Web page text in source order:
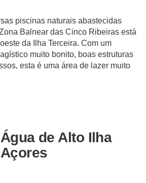
piscinas naturais abastecidas
Balnear das Cinco Ribeiras está
da Ilha Terceira. Com um
muito bonito, boas estruturas
esta é uma área de lazer muito
de Alto Ilha